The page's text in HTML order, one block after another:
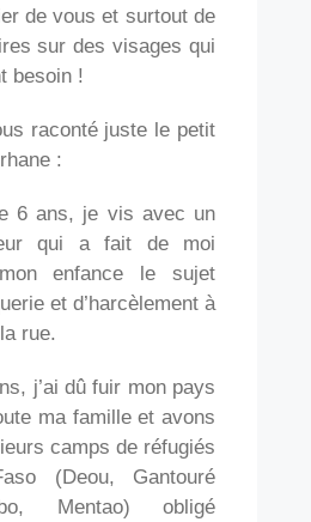
de vous et surtout de
sur des visages qui
besoin !
raconté juste le petit
:
6 ans, je vis avec un
qui a fait de moi
enfance le sujet
et d’harcèlement à
rue.
j’ai dû fuir mon pays
ma famille et avons
camps de réfugiés
(Deou, Gantouré
Mentao) obligé